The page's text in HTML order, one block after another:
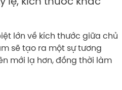
lớn về kích thước giữa chủ
sẽ tạo ra một sự tương
mới lạ hơn, đồng thời làm